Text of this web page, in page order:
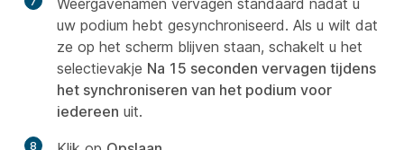
uw podium hebt gesynchroniseerd. Als u wilt dat
ze op het scherm blijven staan, schakelt u het
selectievakje Na 15 seconden vervagen tijdens
het synchroniseren van het podium voor
iedereen uit.
8